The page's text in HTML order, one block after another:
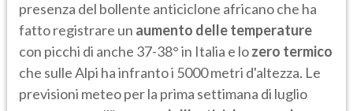
presenza del bollente anticiclone africano che ha
fatto registrare un aumento delle temperature
con picchi di anche 37-38° in Italia e lozero termico
che sulle Alpi ha infranto i 5000 metri d'altezza. Le
previsioni meteo per la prima settimana di luglio